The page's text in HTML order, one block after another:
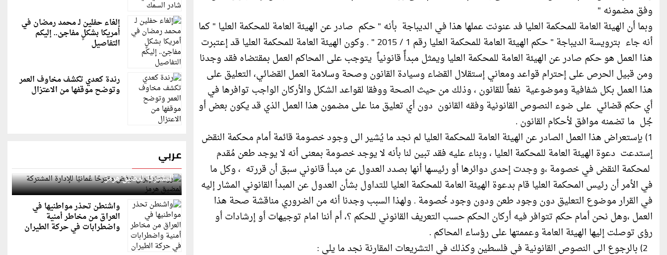
وفق مضمونه "
وبما أن الهيئة العامة للمحكمة العليا فد عنونت عملها هذا في الديباجة بأنه " حكم صادر عن الهيئة العامة للمحكمة العليا " كما
أنه جاء بترويسة الديباجة " حكم الهيئة العامة للمحكمة العليا رقم 1 / 2015 " . وكون الهيئة العامة للمحكمة العليا قد إعتبرت
هذا العمل هو حكم صادر عن الهيئة العامة للمحكمة العليا ويمثل مبدأً قانونياً يتوجب على المحاكم العمل بمقتضاه فقد وجدنا
ومن قبيل الحرص على إحترام قواعد ومعاني إستقلال القضاء وسيادة القانون وصحة وسلامة العمل القضائي، التعليق على
هذا العمل بكل شفافية وموضوعية نفعاً للقانون ، وذلك من حيث الصحة ووفقا لقواعد الشكل والأركان الواجب توافرها في
أي حكم قضائي على ضوء النصوص القانونية وفقه القانون دون أي تعليق منا على مضمون هذا العمل الذي قد يكون بعض أو
جُل ما تضمنه موافق لأحكام القانون .
1) بإستعراض هذا العمل الصادر عن الهيئة العامة للمحكمة العليا لم نجد ما يُشير الى وجود خصومة قائمة أمام محكمة النقض
إستدعت دعوة الهيئة العامة للمحكمة العليا ، وبناء عليه فقد تبين لنا بأنه لا يوجد خصومة بمعنى أنه لا يوجد طعن مُقدم
لمحكمة النقض في خصومة ،و وجدت إحدى دوائرها أو رئيسها أنها بصدد العدول عن مبدأ قانوني سبق أن قررته ، وكل ما
في الأمر أن رئيس المحكمة العليا قام بدعوة الهيئة العامة للمحكمة العليا للتداول بشأن العدول عن المبدأ القانوني المشار إليه
في القرار موضوع التعليق دون وجود طعن ودون وجود خُصومة . ولهذا السبب وجدنا أنه من الضروري مناقشة صحة هذا
العمل ،وهل نحن أمام حكم تتوافر فيه أركان الحكم حسب التعريف القانوني للحكم ؟، أم أننا امام توجيهات أو إرشادات أو
رؤى توصلت إليها الهيئة العامة وعممتها على رؤساء المحاكم .
إلغاء حفلين لـ محمد رمضان في
أمريكا بشكلٍ مفاجئ.. إليكم
التفاصيل
رندة كعدي تكشف مخاوف العمر
وتوضح موقفها من الاعتزال
عربي
رويترز: إيران ترفض مقترحًا عُمانيًا للإدارة
المشتركة لمضيق هرمز
واشنطن تحذر مواطنيها في
العراق من مخاطر أمنية
واضطرابات في حركة الطيران